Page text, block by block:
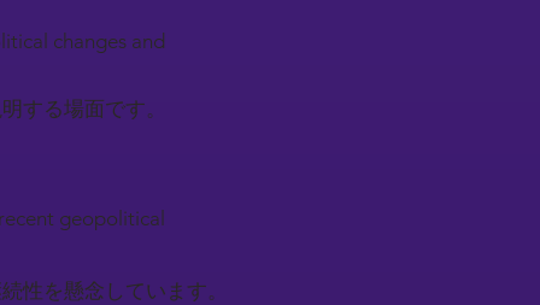
changes and
する場面です。
geopolitical
性を懸念しています。